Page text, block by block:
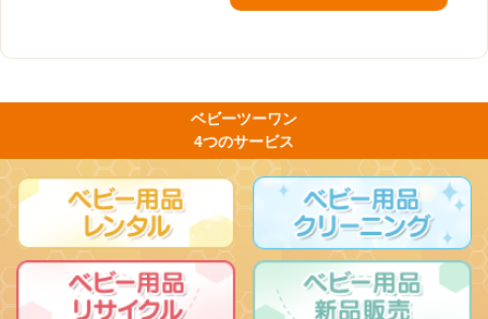
ベビーツーワン
4つのサービス